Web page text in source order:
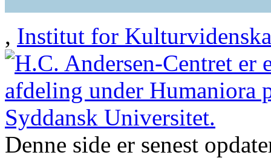
, Institut for
Denne side er senest